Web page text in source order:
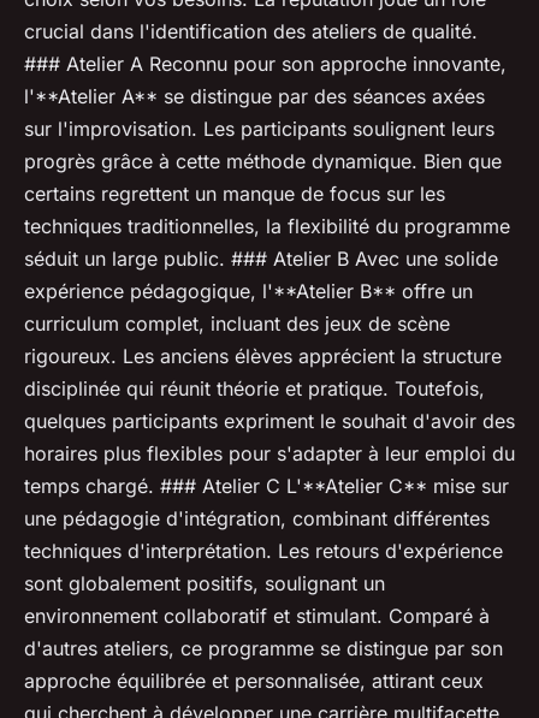
crucial dans l'identification des ateliers de qualité.
### Atelier A Reconnu pour son approche innovante,
l'**Atelier A** se distingue par des séances axées
sur l'improvisation. Les participants soulignent leurs
progrès grâce à cette méthode dynamique. Bien que
certains regrettent un manque de focus sur les
techniques traditionnelles, la flexibilité du programme
séduit un large public. ### Atelier B Avec une solide
expérience pédagogique, l'**Atelier B** offre un
curriculum complet, incluant des jeux de scène
rigoureux. Les anciens élèves apprécient la structure
disciplinée qui réunit théorie et pratique. Toutefois,
quelques participants expriment le souhait d'avoir des
horaires plus flexibles pour s'adapter à leur emploi du
temps chargé. ### Atelier C L'**Atelier C** mise sur
une pédagogie d'intégration, combinant différentes
techniques d'interprétation. Les retours d'expérience
sont globalement positifs, soulignant un
environnement collaboratif et stimulant. Comparé à
d'autres ateliers, ce programme se distingue par son
approche équilibrée et personnalisée, attirant ceux